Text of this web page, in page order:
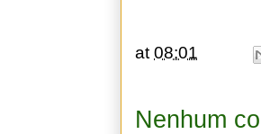
at08:01
Nenhum